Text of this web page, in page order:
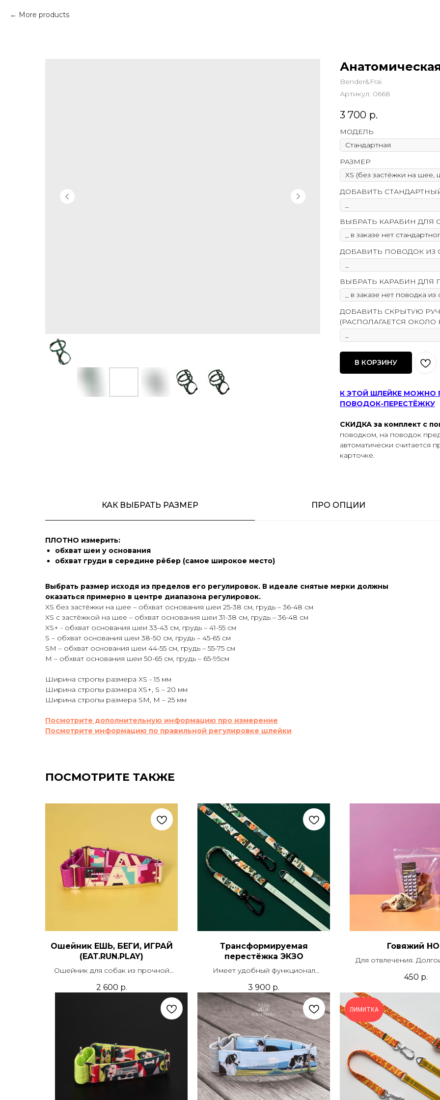
More products
Bender&Frai
Артикул: 0668
3 700 р.
МОДЕЛЬ
РАЗМЕР
ДОБАВИТЬ
ВЫБРАТЬ КАРАБИН ДЛЯ
ДОБАВИТЬ ПОВОДОК ИЗ
ВЫБРАТЬ КАРАБИН ДЛЯ
ДОБАВИТЬ СКРЫТУЮ
(РАСПОЛАГАЕТСЯ ОКОЛО
В КОРЗИНУ
К ЭТОЙ ШЛЕЙКЕ МОЖНО
ПОВОДОК-ПЕРЕСТЁЖКУ
СКИДКА за комплект с
поводком, на поводок
автоматически считается
карточке.
КАК ВЫБРАТЬ РАЗМЕР ПРО ОПЦИИ
ПЛОТНО измерить:
обхват шеи у основания
обхват груди в середине рёбер (самое широкое место)
Выбрать размер исходя из пределов его регулировок. В идеале снятые мерки должны
оказаться примерно в центре диапазона регулировок.
XS без застёжки на шее – обхват основания шеи 25-38 см, грудь – 36-48 см
XS с застёжкой на шее – обхват основания шеи 31-38 см, грудь – 36-48 см
XS+ - обхват основания шеи 33-43 см, грудь – 41-55 см
S – обхват основания шеи 38-50 см, грудь – 45-65 см
SM – обхват основания шеи 44-55 см, грудь – 55-75 см
M – обхват основания шеи 50-65 см, грудь – 65-95см
Ширина стропы размера XS - 15 мм
Ширина стропы размера XS+, S – 20 мм
Ширина стропы размера SM, М – 25 мм
Посмотрите дополнительную информацию про измерение
Посмотрите информацию по правильной регулировке шлейки
ПОСМОТРИТЕ ТАКЖЕ
Ошейник ЕШЬ, БЕГИ, ИГРАЙ
(EAT.RUN.PLAY)
Ошейник для собак из прочной
усилением и подложкой из стропы.
застежкой. В комплекте можно
2 600 р.
Трансформируемая
перестёжка ЭКЗО
Имеет удобный функционал
поводка со скрытой ручкой.
3 900 р.
Говяжий
Для отвлечения.
450 р.
ЛИМИТКА